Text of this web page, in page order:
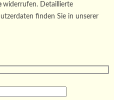
widerrufen. Detaillierte
finden Sie in unserer